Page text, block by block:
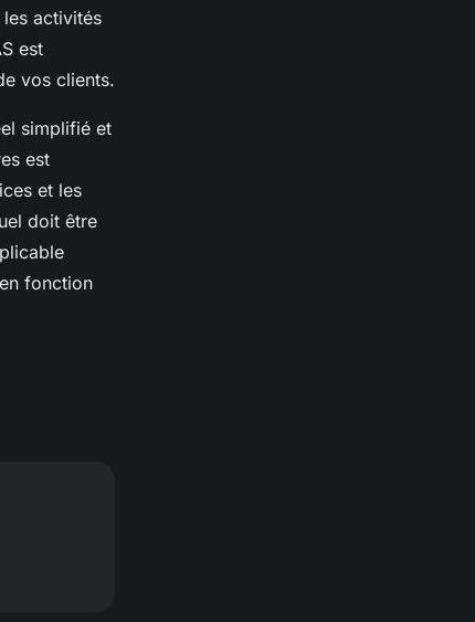
activités
est
vos clients.
simplifié et
est
et les
doit être
fonction